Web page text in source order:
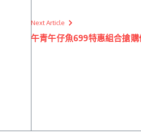
Next Article
午青午仔魚699特惠組合搶購